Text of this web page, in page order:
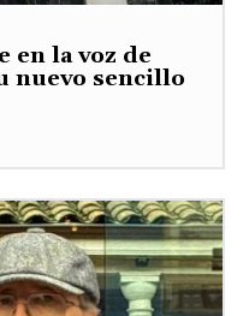
en la voz de
nuevo sencillo